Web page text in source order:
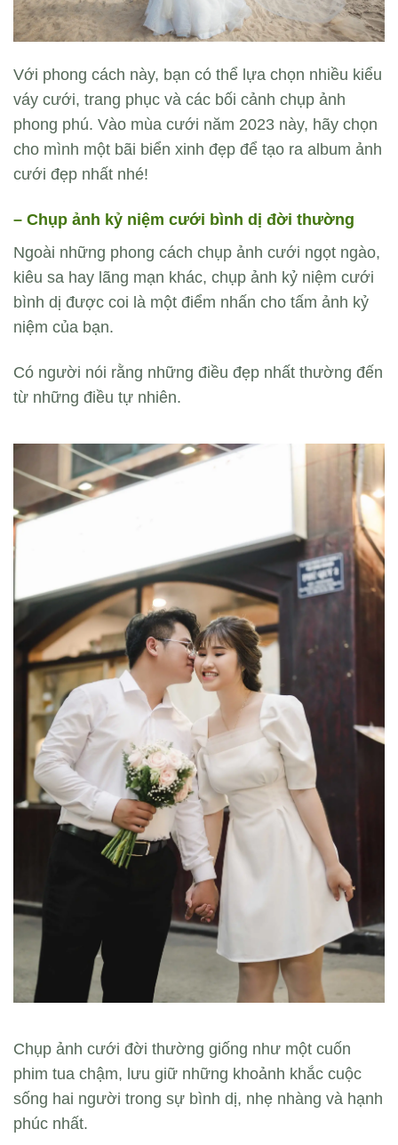
Với phong cách này, bạn có thể lựa chọn nhiều kiểu
váy cưới, trang phục và các bối cảnh chụp ảnh
phong phú. Vào mùa cưới năm 2023 này, hãy chọn
cho mình một bãi biển xinh đẹp để tạo ra album ảnh
cưới đẹp nhất nhé!
– Chụp ảnh kỷ niệm cưới bình dị đời thường
Ngoài những phong cách chụp ảnh cưới ngọt ngào,
kiêu sa hay lãng mạn khác, chụp ảnh kỷ niệm cưới
bình dị được coi là một điểm nhấn cho tấm ảnh kỷ
niệm của bạn.
Có người nói rằng những điều đẹp nhất thường đến
từ những điều tự nhiên.
Chụp ảnh cưới đời thường giống như một cuốn
phim tua chậm, lưu giữ những khoảnh khắc cuộc
sống hai người trong sự bình dị, nhẹ nhàng và hạnh
phúc nhất.